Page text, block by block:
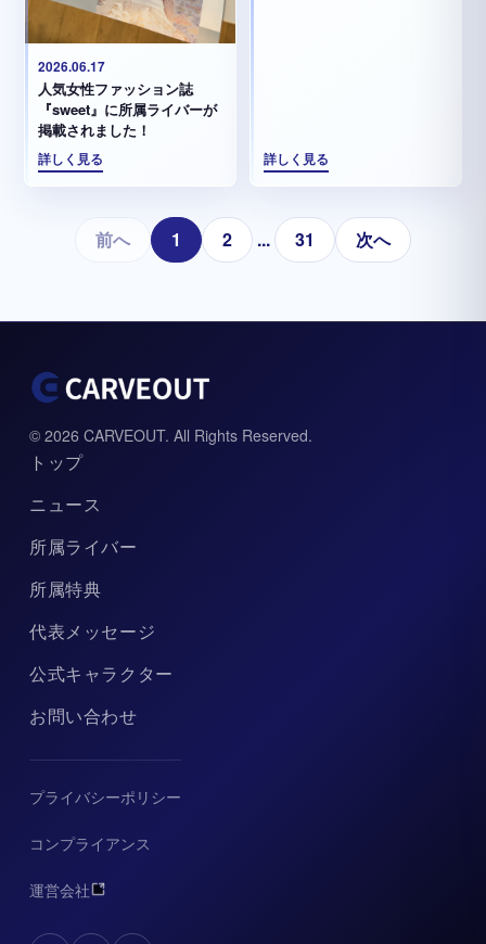
2026.06.17
人気女性ファッション誌
『sweet』に所属ライバーが
掲載されました！
詳しく見る 詳しく見る
前へ 1 2 ... 31 次へ
© 2026 CARVEOUT. All Rights Reserved.
トップ
ニュース
所属ライバー
所属特典
代表メッセージ
公式キャラクター
お問い合わせ
プライバシーポリシー
コンプライアンス
運営会社